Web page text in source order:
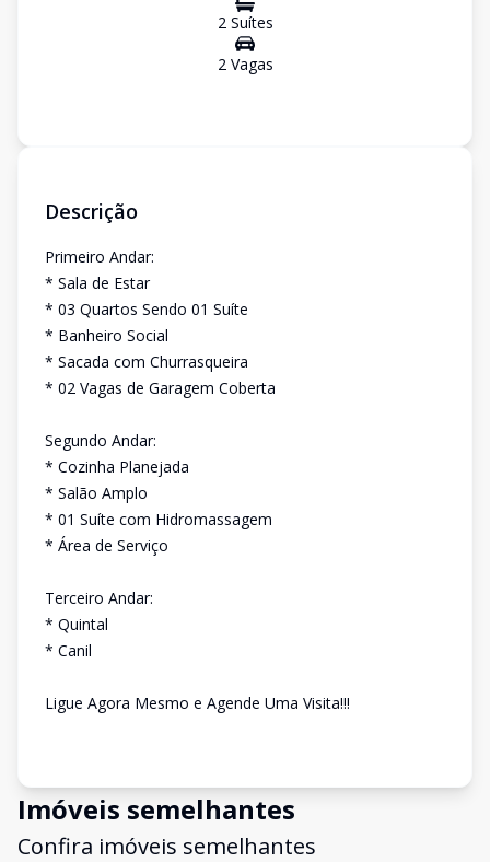
2Suítes
2Vagas
Descrição
Primeiro Andar:
* Sala de Estar
* 03 Quartos Sendo 01 Suíte
* Banheiro Social
* Sacada com Churrasqueira
* 02 Vagas de Garagem Coberta
Segundo Andar:
* Cozinha Planejada
* Salão Amplo
* 01 Suíte com Hidromassagem
* Área de Serviço
Terceiro Andar:
* Quintal
* Canil
Ligue Agora Mesmo e Agende Uma Visita!!!
Imóveis semelhantes
Confira imóveis semelhantes